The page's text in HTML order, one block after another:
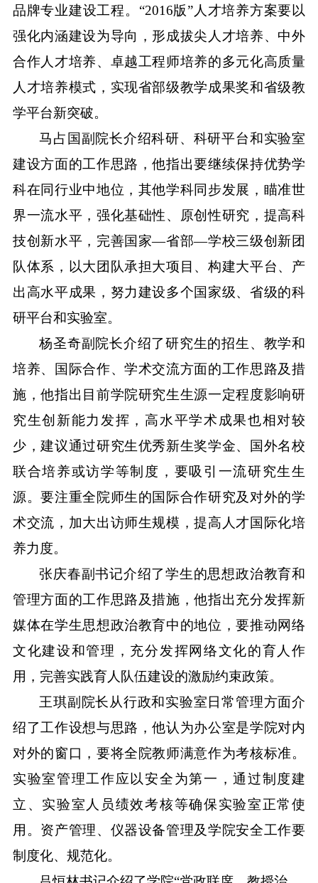
品牌专业建设工程。“2016版”人才培养方案要以
强化内涵建设为导向，形成拔尖人才培养、中外
合作人才培养、卓越工程师培养的多元化高质量
人才培养模式，实现省部级教学成果奖和省级教
学平台新突破。
马占国副院长介绍科研、科研平台和实验室
建设方面的工作思路，他指出要继续保持优势学
科在同行业中地位，其他学科同步发展，瞄准世
界一流水平，强化基础性、原创性研究，提高科
技创新水平，完善国家―省部―学校三级创新团
队体系，以大团队承担大项目、构建大平台、产
出高水平成果，努力建设多个国家级、省级的科
研平台和实验室。
杨圣奇副院长介绍了研究生的招生、教学和
培养、国际合作、学术交流方面的工作思路及措
施，他指出目前学院研究生生源一定程度影响研
究生创新能力发挥，高水平学术成果也相对较
少，建议通过研究生优秀新生奖学金、国外名校
联合培养或访学等制度，要吸引一流研究生生
源。要注重全院师生的国际合作研究及对外的学
术交流，加大出访师生规模，提高人才国际化培
养力度。
张庆春副书记介绍了学生的思想政治教育和
管理方面的工作思路及措施，他指出充分发挥新
媒体在学生思想政治教育中的地位，要推动网络
文化建设和管理，充分发挥网络文化的育人作
用，完善实践育人队伍建设的激励约束政策。
王琪副院长从行政和实验室日常管理方面介
绍了工作设想与思路，他认为办公室是学院对内
对外的窗口，要将全院教师满意作为考核标准。
实验室管理工作应以安全为第一，通过制度建
立、实验室人员绩效考核等确保实验室正常使
用。资产管理、仪器设备管理及学院安全工作要
制度化、规范化。